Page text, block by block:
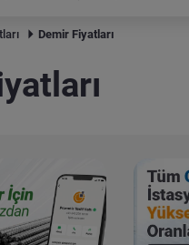
Demir Fiyatları